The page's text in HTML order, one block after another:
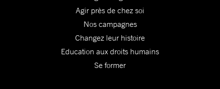
Agir près de chez soi
Nos campagnes
Changez leur histoire
Education aux droits humains
Se former